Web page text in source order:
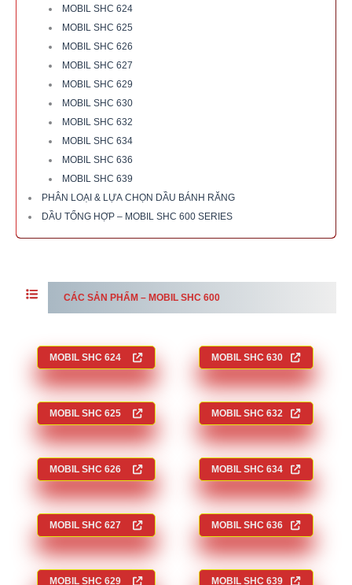
MOBIL SHC 624
MOBIL SHC 625
MOBIL SHC 626
MOBIL SHC 627
MOBIL SHC 629
MOBIL SHC 630
MOBIL SHC 632
MOBIL SHC 634
MOBIL SHC 636
MOBIL SHC 639
PHÂN LOẠI & LỰA CHỌN DẦU BÁNH RĂNG
DẦU TỔNG HỢP – MOBIL SHC 600 SERIES
CÁC SẢN PHẨM – MOBIL SHC 600
MOBIL SHC 624 MOBIL SHC 630
MOBIL SHC 625 MOBIL SHC 632
MOBIL SHC 626 MOBIL SHC 634
MOBIL SHC 627 MOBIL SHC 636
MOBIL SHC 629 MOBIL SHC 639